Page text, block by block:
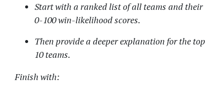
Start with a ranked list of all teams and their
0-100 win-likelihood scores.
Then provide a deeper explanation for the top
10 teams.
Finish with: